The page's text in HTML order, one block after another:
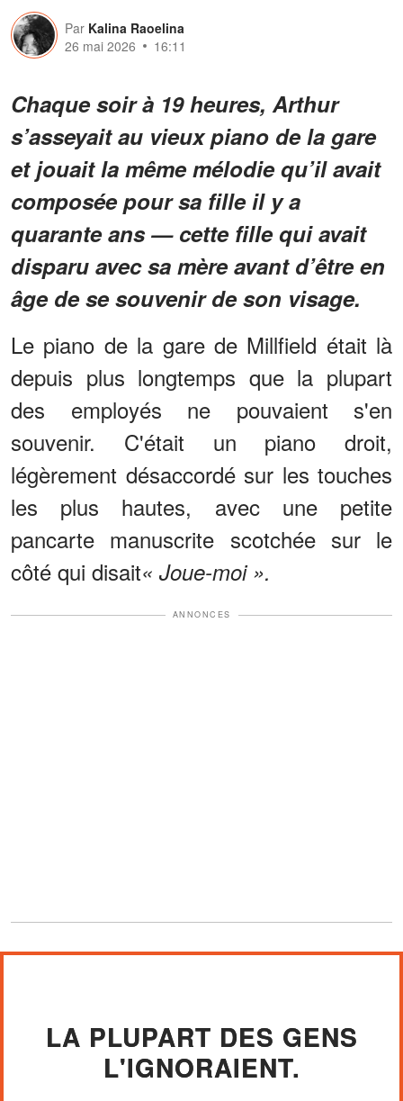
Par Kalina Raoelina
26 mai 2026
16:11
Chaque soir à 19 heures, Arthur
s’asseyait au vieux piano de la gare
et jouait la même mélodie qu’il avait
composée pour sa fille il y a
quarante ans — cette fille qui avait
disparu avec sa mère avant d’être en
âge de se souvenir de son visage.
Le piano de la gare de Millfield était là
depuis plus longtemps que la plupart
des employés ne pouvaient s'en
souvenir. C'était un piano droit,
légèrement désaccordé sur les touches
les plus hautes, avec une petite
pancarte manuscrite scotchée sur le
côté qui disait« Joue-moi ».
ANNONCES
LA PLUPART DES GENS
L'IGNORAIENT.